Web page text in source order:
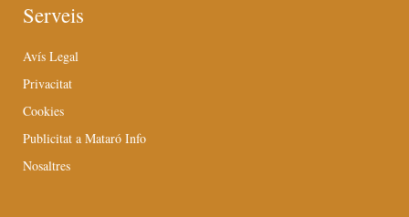
Serveis
Avís Legal
Privacitat
Cookies
Publicitat a Mataró Info
Nosaltres